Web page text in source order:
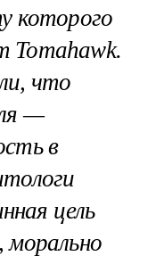
которого
что
—
в
цель
морально